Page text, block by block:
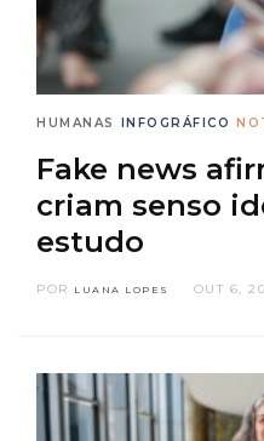
HUMANAS INFOGRÁFICO
Fake news
criam senso
estudo
POR LUANA LOPES OUT 6,